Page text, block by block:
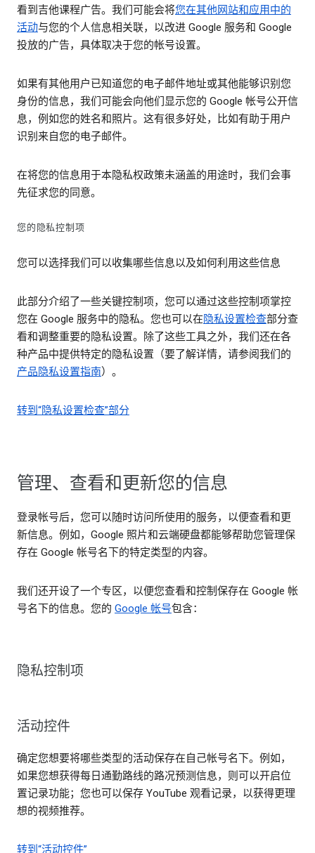
看到吉他课程广告。我们可能会将您在其他网站和应用中的
活动与您的个人信息相关联，以改进 Google 服务和 Google
投放的广告，具体取决于您的帐号设置。
如果有其他用户已知道您的电子邮件地址或其他能够识别您
身份的信息，我们可能会向他们显示您的 Google 帐号公开信
息，例如您的姓名和照片。这有很多好处，比如有助于用户
识别来自您的电子邮件。
在将您的信息用于本隐私权政策未涵盖的用途时，我们会事
先征求您的同意。
您的隐私控制项
您可以选择我们可以收集哪些信息以及如何利用这些信息
此部分介绍了一些关键控制项，您可以通过这些控制项掌控
您在 Google 服务中的隐私。您也可以在隐私设置检查部分查
看和调整重要的隐私设置。除了这些工具之外，我们还在各
种产品中提供特定的隐私设置（要了解详情，请参阅我们的
产品隐私设置指南）。
转到“隐私设置检查”部分
管理、查看和更新您的信息
登录帐号后，您可以随时访问所使用的服务，以便查看和更
新信息。例如，Google 照片和云端硬盘都能够帮助您管理保
存在 Google 帐号名下的特定类型的内容。
我们还开设了一个专区，以便您查看和控制保存在 Google 帐
号名下的信息。您的 Google 帐号包含：
隐私控制项
活动控件
确定您想要将哪些类型的活动保存在自己帐号名下。例如，
如果您想获得每日通勤路线的路况预测信息，则可以开启位
置记录功能；您也可以保存 YouTube 观看记录，以获得更理
想的视频推荐。
转到“活动控件”